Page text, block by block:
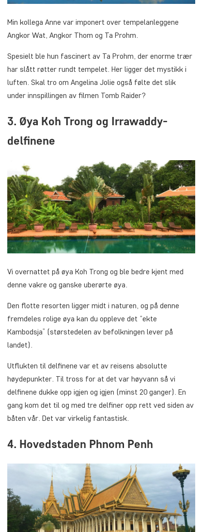
Min kollega Anne var imponert over tempelanleggene
Angkor Wat, Angkor Thom og Ta Prohm.
Spesielt ble hun fascinert av Ta Prohm, der enorme trær
har slått røtter rundt tempelet. Her ligger det mystikk i
luften. Skal tro om Angelina Jolie også følte det slik
under innspillingen av filmen Tomb Raider?
3. Øya Koh Trong og Irrawaddy-
delfinene
Vi overnattet på øya Koh Trong og ble bedre kjent med
denne vakre og ganske uberørte øya.
Den flotte resorten ligger midt i naturen, og på denne
fremdeles rolige øya kan du oppleve det “ekte
Kambodsja” (størstedelen av befolkningen lever på
landet).
Utflukten til delfinene var et av reisens absolutte
høydepunkter. Til tross for at det var høyvann så vi
delfinene dukke opp igjen og igjen (minst 20 ganger). En
gang kom det til og med tre delfiner opp rett ved siden av
båten vår. Det var virkelig fantastisk.
4. Hovedstaden Phnom Penh